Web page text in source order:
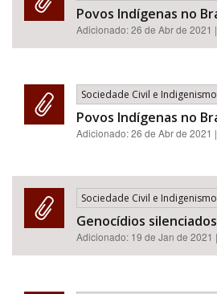
Povos Indígenas no
Adicionado:26 de Abr de 2021
Sociedade Civil e Indigenismo
Povos Indígenas no
Adicionado:26 de Abr de 2021
Sociedade Civil e Indigenismo
Genocídios
Adicionado: 19 de Jan de 2021